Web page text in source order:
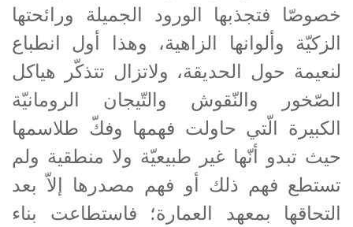
خصوصّا فتجذبها الورود الجميلة ورائحتها
الزكيّة وألوانها الزاهية، وهذا أول انطباع
لنعيمة حول الحديقة، ولاتزال تتذكّر هياكل
الصّخور والنّقوش والتّيجان الرومانيّة
الكبيرة الّتي حاولت فهمها وفكّ طلاسمها
حيث تبدو أنّها غير طبيعيّة ولا منطقية ولم
تستطع فهم ذلك أو فهم مصدرها إلاّ بعد
التحاقها بمعهد العمارة؛ فاستطاعت بناء